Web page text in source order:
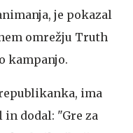
je pokazal
omrežju Truth
kampanjo.
ima
in dodal: "Gre za